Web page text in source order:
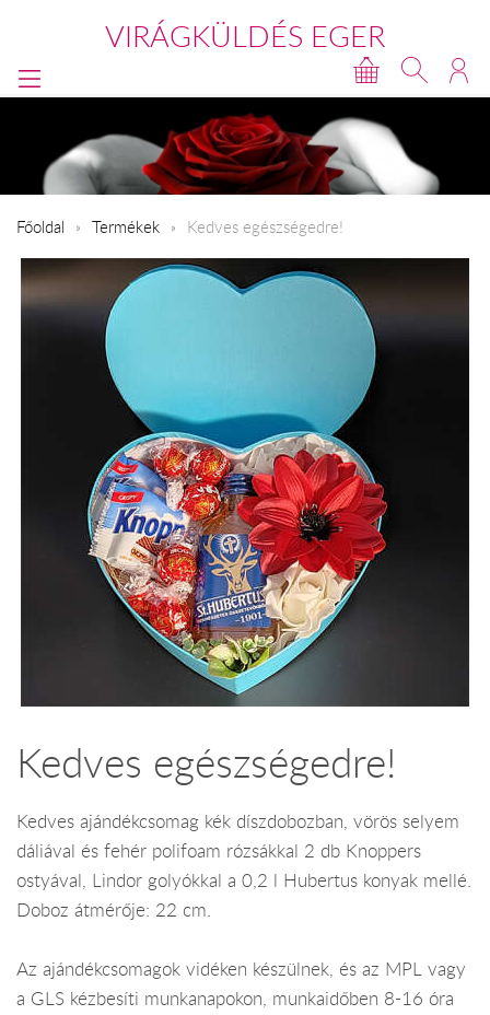
VIRÁGKÜLDÉS EGER
Főoldal Termékek Kedves egészségedre!
Kedves egészségedre!
Kedves ajándékcsomag kék díszdobozban, vörös selyem
dáliával és fehér polifoam rózsákkal 2 db Knoppers
ostyával, Lindor golyókkal a 0,2 l Hubertus konyak mellé.
Doboz átmérője: 22 cm.
Az ajándékcsomagok vidéken készülnek, és az MPL vagy
a GLS kézbesíti munkanapokon, munkaidőben 8-16 óra